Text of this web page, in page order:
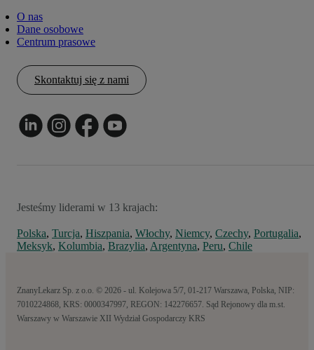
O nas
Dane osobowe
Centrum prasowe
Skontaktuj się z nami
Jesteśmy liderami w 13 krajach:
Polska, Turcja, Hiszpania, Włochy, Niemcy, Czechy, Portugalia,
Meksyk, Kolumbia, Brazylia, Argentyna, Peru, Chile
ZnanyLekarz Sp. z o.o. © 2026 - ul. Kolejowa 5/7, 01-217 Warszawa, Polska, NIP:
7010224868, KRS: 0000347997, REGON: 142276657. Sąd Rejonowy dla m.st.
Warszawy w Warszawie XII Wydział Gospodarczy KRS